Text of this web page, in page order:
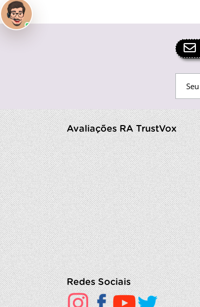
Avaliações RA TrustVox
Redes Sociais